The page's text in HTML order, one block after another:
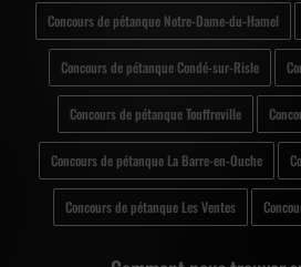
Concours de pétanque Notre-Dame-du-Hamel
Concours de pétanque Condé-sur-Risle
Concours de pétanque Touffreville
Concours de pétanque La Barre-en-Ouche
Concours de pétanque Les Ventes